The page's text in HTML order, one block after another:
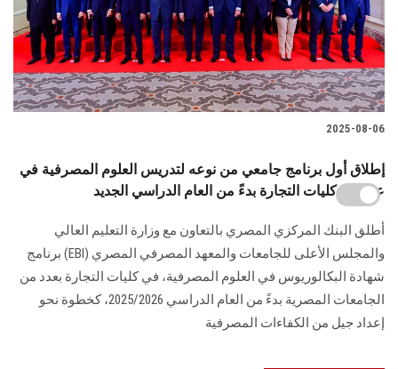
2025-08-06
إطلاق أول برنامج جامعي من نوعه لتدريس العلوم المصرفية في
عدد من كليات التجارة بدءً من العام الدراسي الجديد
أطلق البنك المركزي المصري بالتعاون مع وزارة التعليم العالي
والمجلس الأعلى للجامعات والمعهد المصرفي المصري (EBI) برنامج
شهادة البكالوريوس في العلوم المصرفية، في كليات التجارة بعدد من
الجامعات المصرية بدءً من العام الدراسي 2025/2026، كخطوة نحو
إعداد جيل من الكفاءات المصرفية